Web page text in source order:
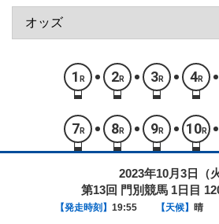
1 R 2R 3R 4R
7 R 8R 9R 10R
2023年10月3日（火
第13回 門別競馬 1日目
【発走時刻】 19:55 【天候】 晴